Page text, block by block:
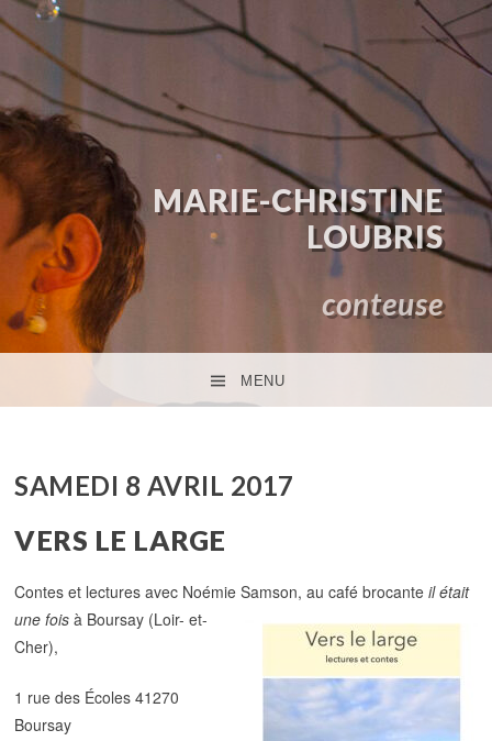
MARIE-CHRISTINE
LOUBRIS
conteuse
MENU
SAMEDI 8 AVRIL 2017
VERS LE LARGE
Contes et lectures avec Noémie Samson, au café brocante il était
une foisà Boursay (Loir- et-
Cher),
1 rue des Écoles 41270
Boursay